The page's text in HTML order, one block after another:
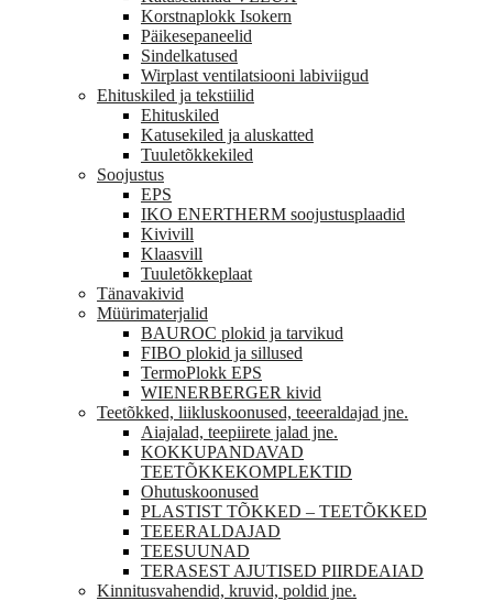
Korstnaplokk Isokern
Päikesepaneelid
Sindelkatused
Wirplast ventilatsiooni labiviigud
Ehituskiled ja tekstiilid
Ehituskiled
Katusekiled ja aluskatted
Tuuletõkkekiled
Soojustus
EPS
IKO ENERTHERM soojustusplaadid
Kivivill
Klaasvill
Tuuletõkkeplaat
Tänavakivid
Müürimaterjalid
BAUROC plokid ja tarvikud
FIBO plokid ja sillused
TermoPlokk EPS
WIENERBERGER kivid
Teetõkked, liikluskoonused, teeeraldajad jne.
Aiajalad, teepiirete jalad jne.
KOKKUPANDAVAD
TEETÕKKEKOMPLEKTID
Ohutuskoonused
PLASTIST TÕKKED – TEETÕKKED
TEEERALDAJAD
TEESUUNAD
TERASEST AJUTISED PIIRDEAIAD
Kinnitusvahendid, kruvid, poldid jne.